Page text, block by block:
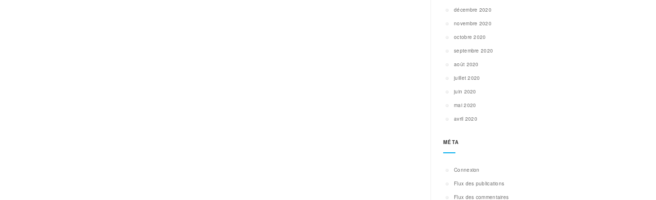
décembre 2020
novembre 2020
octobre 2020
septembre 2020
août 2020
juillet 2020
juin 2020
mai 2020
avril 2020
MÉTA
Connexion
Flux des publications
Flux des commentaires